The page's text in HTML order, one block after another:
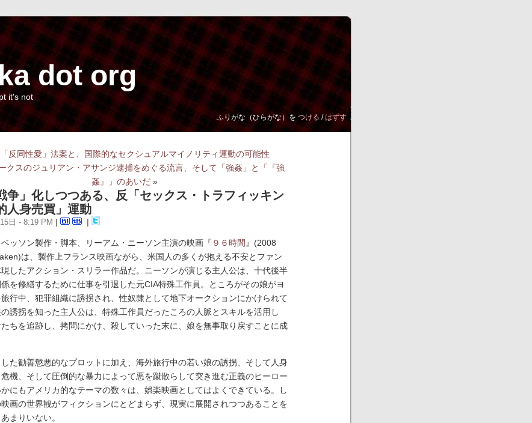
dot org
it's not
ふりがな（ひらがな）を つける/はずす
反同性愛」法案と、国際的なセクシュアルマイノリティ運動の可能性
クスのジュリアン・アサンジ逮捕をめぐる流言、そして「強姦」と「『強
姦』」のあいだ »
争」化しつつある、反「セックス・トラフィッキン
人身売買」運動
日 - 8:19 PM
ベッソン製作・脚本、リーアム・ニーソン主演の映画『 ９６時間 』(2008
は、製作上フランス映画ながら、米国人の多くが抱える不安とファン
したアクション・スリラー作品だ。ニーソンが演じる主人公は、十代後半
を修繕するために仕事を引退した元CIA特殊工作員。ところがその娘がヨ
行中、犯罪組織に誘拐され、性奴隷として地下オークションにかけられて
の誘拐を知った主人公は、特殊工作員だったころの人脈とスキルを活用し
ちを追跡し、拷問にかけ、殺していった末に、娘を無事取り戻すことに成
た勧善懲悪的なプロットに加え、海外旅行中の若い娘の誘拐、そして人身
機、そして圧倒的な暴力によって悪を蹴散らして突き進む正義のヒーロー
にもアメリカ的なテーマの数々は、娯楽映画としてはよくできている。し
画の世界観がフィクションにとどまらず、現実に展開されつつあることを
まりいない。